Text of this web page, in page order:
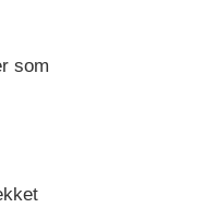
som